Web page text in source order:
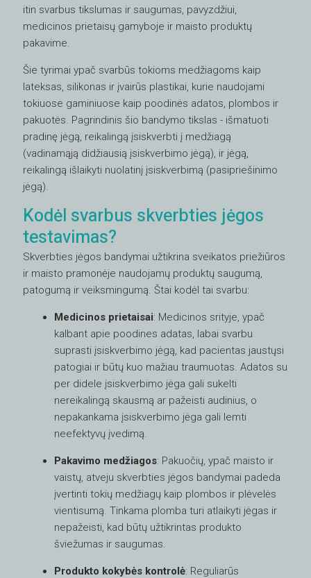
itin svarbus tikslumas ir saugumas, pavyzdžiui,
medicinos prietaisų gamyboje ir maisto produktų
pakavime.
Šie tyrimai ypač svarbūs tokioms medžiagoms kaip
lateksas, silikonas ir įvairūs plastikai, kurie naudojami
tokiuose gaminiuose kaip poodinės adatos, plombos ir
pakuotės. Pagrindinis šio bandymo tikslas - išmatuoti
pradinę jėgą, reikalingą įsiskverbti į medžiagą
(vadinamąją didžiausią įsiskverbimo jėgą), ir jėgą,
reikalingą išlaikyti nuolatinį įsiskverbimą (pasipriešinimo
jėgą).
Kodėl svarbus skverbties jėgos
testavimas?
Skverbties jėgos bandymai užtikrina sveikatos priežiūros
ir maisto pramonėje naudojamų produktų saugumą,
patogumą ir veiksmingumą. Štai kodėl tai svarbu:
Medicinos prietaisai: Medicinos srityje, ypač
kalbant apie poodines adatas, labai svarbu
suprasti įsiskverbimo jėgą, kad pacientas jaustųsi
patogiai ir būtų kuo mažiau traumuotas. Adatos su
per didele įsiskverbimo jėga gali sukelti
nereikalingą skausmą ar pažeisti audinius, o
nepakankama įsiskverbimo jėga gali lemti
neefektyvų įvedimą.
Pakavimo medžiagos: Pakuočių, ypač maisto ir
vaistų, atveju skverbties jėgos bandymai padeda
įvertinti tokių medžiagų kaip plombos ir plėvelės
vientisumą. Tinkama plomba turi atlaikyti jėgas ir
nepažeisti, kad būtų užtikrintas produkto
šviežumas ir saugumas.
Produkto kokybės kontrolė: Reguliarūs